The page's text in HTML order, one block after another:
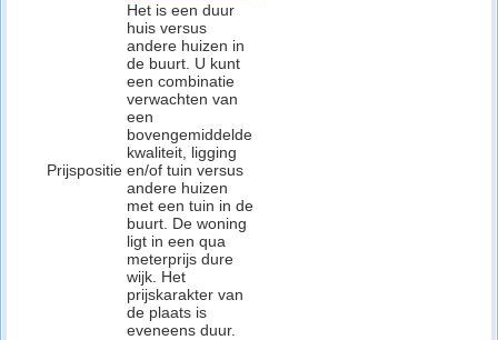
Prijspositie
Het is een duur
huis versus
andere huizen in
de buurt. U kunt
een combinatie
verwachten van
een
bovengemiddelde
kwaliteit, ligging
en/of tuin versus
andere huizen
met een tuin in de
buurt. De woning
ligt in een qua
meterprijs dure
wijk. Het
prijskarakter van
de plaats is
eveneens duur.